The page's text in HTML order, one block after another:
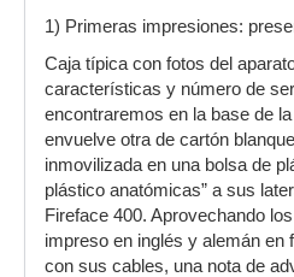
1) Primeras impresiones:
Caja típica con fotos del
características y número de
encontraremos en la base de
envuelve otra de cartón
inmovilizada en una bolsa de
plástico anatómicas” a sus
Fireface 400. Aprovechando
impreso en inglés y alemán en
con sus cables, una nota de